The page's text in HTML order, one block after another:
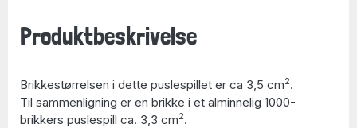
Produktbeskrivelse
Brikkestørrelsen i dette puslespillet er ca 3,5 cm2.
Til sammenligning er en brikke i et alminnelig 1000-
brikkers puslespill ca. 3,3 cm2.